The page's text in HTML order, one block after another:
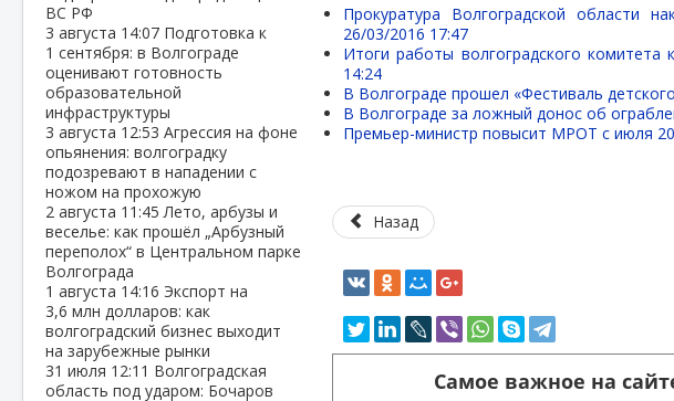
ВС РФ
3 августа 14:07 Подготовка к
1 сентября: в Волгограде
оценивают готовность
образовательной
инфраструктуры
3 августа 12:53 Агрессия на фоне
опьянения: волгоградку
подозревают в нападении с
ножом на прохожую
2 августа 11:45Лето, арбузы и
веселье: как прошёл „Арбузный
переполох“ в Центральном парке
Волгограда
1 августа 14:16 Экспорт на
3,6 млн долларов: как
волгоградский бизнес выходит
на зарубежные рынки
31 июля 12:11 Волгоградская
область под ударом: Бочаров
Прокуратура Волгоградской области
26/03/2016 17:47
Итоги работы волгоградского
14:24
В Волгограде прошел «Фестиваль
В Волгограде за ложный донос об
Премьер-министр повысит МРОТ с июля
Назад
Самое важное на